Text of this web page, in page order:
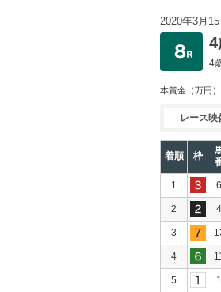
2020年3月
4
4
本賞金 （万円）
レース映
着順 枠
1 6
2 4
3
4
5 1